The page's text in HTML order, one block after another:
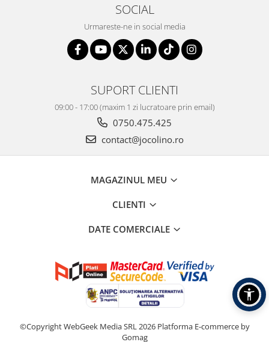
SOCIAL
Urmareste-ne in social media
SUPORT CLIENTI
09:00 - 17:00 (maxim 1 zi lucratoare prin email)
0750.475.425
contact@jocolino.ro
MAGAZINUL MEU
CLIENTI
DATE COMERCIALE
©Copyright WebGeek Media SRL 2026 Platforma E-commerce by
Gomag